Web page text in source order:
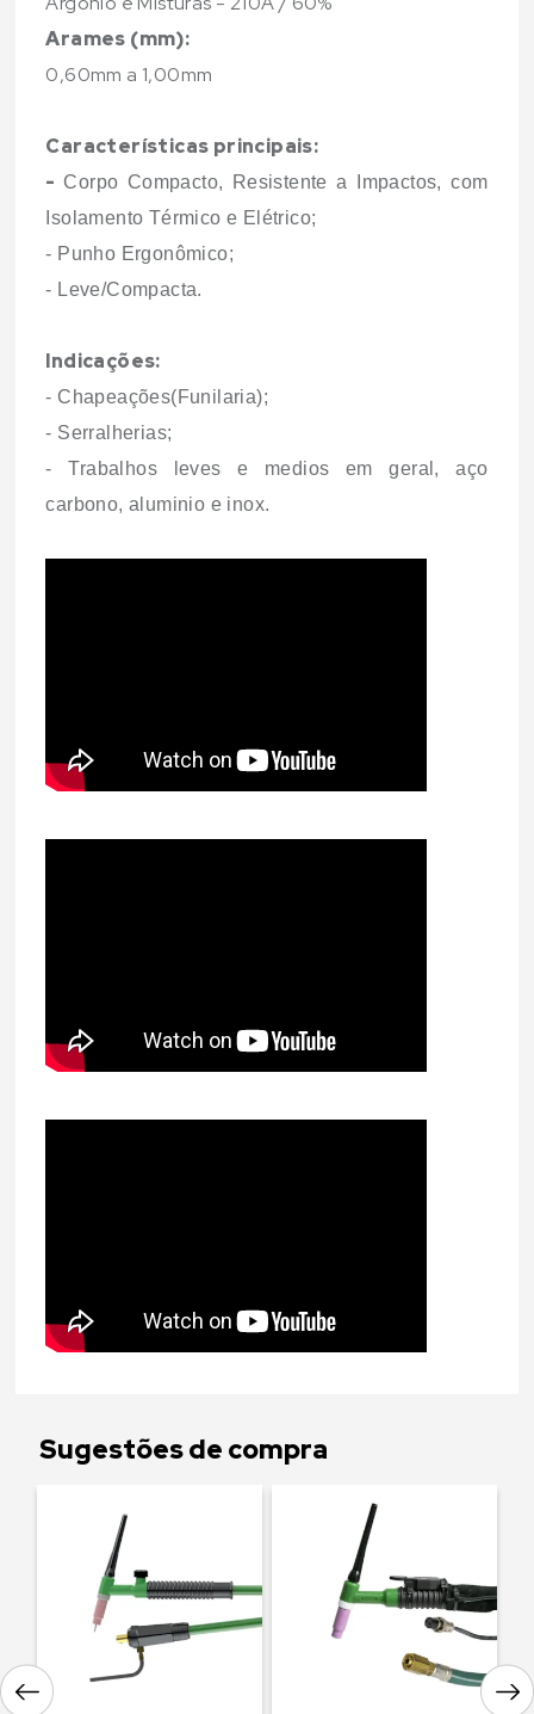
Arames (mm):
0,60mm a 1,00mm
Características principais:
- Corpo Compacto, Resistente a Impactos, com
Isolamento Térmico e Elétrico;
- Punho Ergonômico;
- Leve/Compacta.
Indicações:
- Chapeações(Funilaria);
- Serralherias;
- Trabalhos leves e medios em geral, aço
carbono, aluminio e inox.
Sugestões de compra